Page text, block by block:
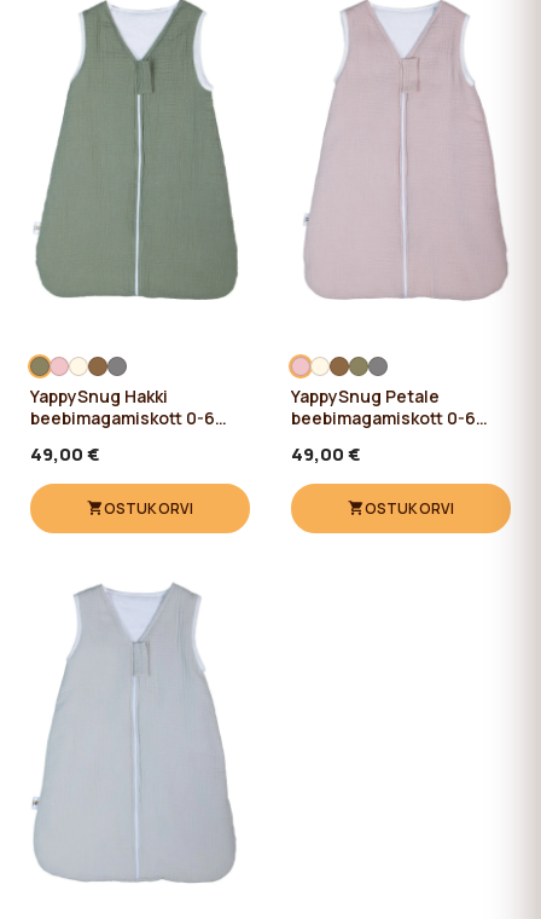
YappySnug Hakki
beebimagamiskott 0-6
49,00 €
OSTUKORVI
YappySnug Petale
beebimagamiskott 0-6
49,00 €
OSTUKORVI